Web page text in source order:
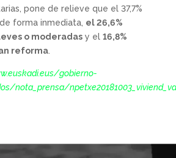
pone de relieve que el 37,7%
forma inmediata, el 26,6%
o moderadasy el 16,8%
reforma.
gobierno-
nota_prensa/